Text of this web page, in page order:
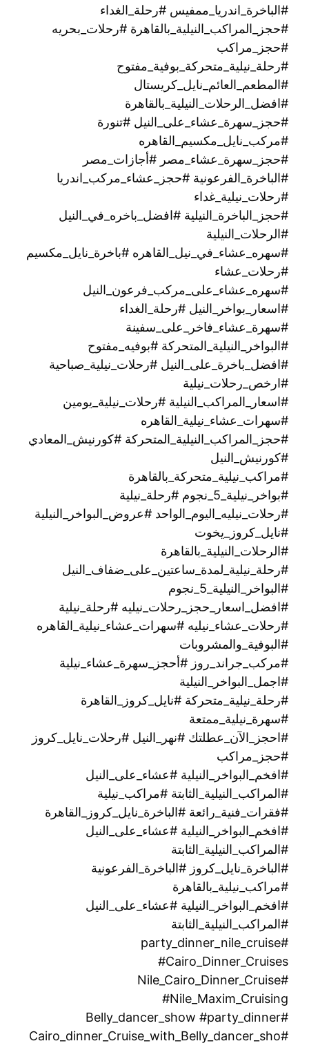
#الباخرة_اندريا_ممفيس #رحلة_الغداء
#حجز_المراكب_النيلية_بالقاهرة #رحلات_بحريه
#حجز_مراكب
#رحلة_نيلية_متحركة_بوفية_مفتوح
#المطعم_العائم_نايل_كريستال
#افضل_الرحلات_النيلية_بالقاهرة
#حجز_سهرة_عشاء_على_النيل #تنورة
#مركب_نايل_مكسيم_القاهره
#حجز_سهرة_عشاء_مصر #أجازات_مصر
#الباخرة_الفرعونية #حجز_عشاء_مركب_اندريا
#رحلات_نيلية_غداء
#حجز_الباخرة_النيلية #افضل_باخره_في_النيل
#الرحلات_النيلية
#سهره_عشاء_في_نيل_القاهره‏ #باخرة_نايل_مكسيم
#رحلات_عشاء
#سهره_عشاء_على_مركب_فرعون_النيل
#اسعار_بواخر_النيل #رحلة_الغداء
#سهرة_عشاء_فاخر_على_سفينة
#البواخر_النيلية_المتحركة #بوفيه_مفتوح
#افضل_باخرة_على_النيل #رحلات_نيلية_صباحية
#ارخص_رحلات_نيلية
#اسعار_المراكب_النيلية #رحلات_نيلية_يومين
#سهرات_عشاء_نيلية_القاهره
#حجز_المراكب_النيلية_المتحركة #كورنيش_المعادي
#كورنيش_النيل
#مراكب_نيلية_متحركة_بالقاهرة
#بواخر_نيلية_5_نجوم #رحلة_نيلية
#رحلات_نيليه_اليوم_الواحد #عروض_البواخر_النيلية
#نايل_كروز_يخوت
#الرحلات_النيلية_بالقاهرة
#رحلة_نيلية_لمدة_ساعتين_على_ضفاف_النيل
#البواخر_النيلية_5_نجوم
#افضل_اسعار_حجز_رحلات_نيليه #رحلة_نيلية
#رحلات_عشاء_نيليه #سهرات_عشاء_نيلية_القاهره
#البوفية_والمشروبات
#مركب_جراند_روز #أحجز_سهرة_عشاء_نيلية
#اجمل_البواخر_النيلية
#رحلة_نيلية_متحركة ‫#نايل_كروز_القاهرة
#سهرة_نيلية_ممتعة
#احجز_الآن_عطلتك #نهر_النيل #رحلات_نايل_كروز
#حجز_مراكب
#افخم_البواخر_النيلية #عشاء_على_النيل
#المراكب_النيلية_الثابتة #مراكب_نيلية
#فقرات_فنية_رائعة #الباخرة_نايل_كروز_القاهرة
#افخم_البواخر_النيلية #عشاء_على_النيل
#المراكب_النيلية_الثابتة
#الباخرة_نايل_كروز #الباخرة_الفرعونية
#مراكب_نيلية_بالقاهرة
#افخم_البواخر_النيلية #عشاء_على_النيل
#المراكب_النيلية_الثابتة
#party_dinner_nile_cruise
#Cairo_Dinner_Cruises
#Nile_Cairo_Dinner_Cruise
#Nile_Maxim_Cruising
#Belly_dancer_show #party_dinner
#Cairo_dinner_Cruise_with_Belly_dancer_sho